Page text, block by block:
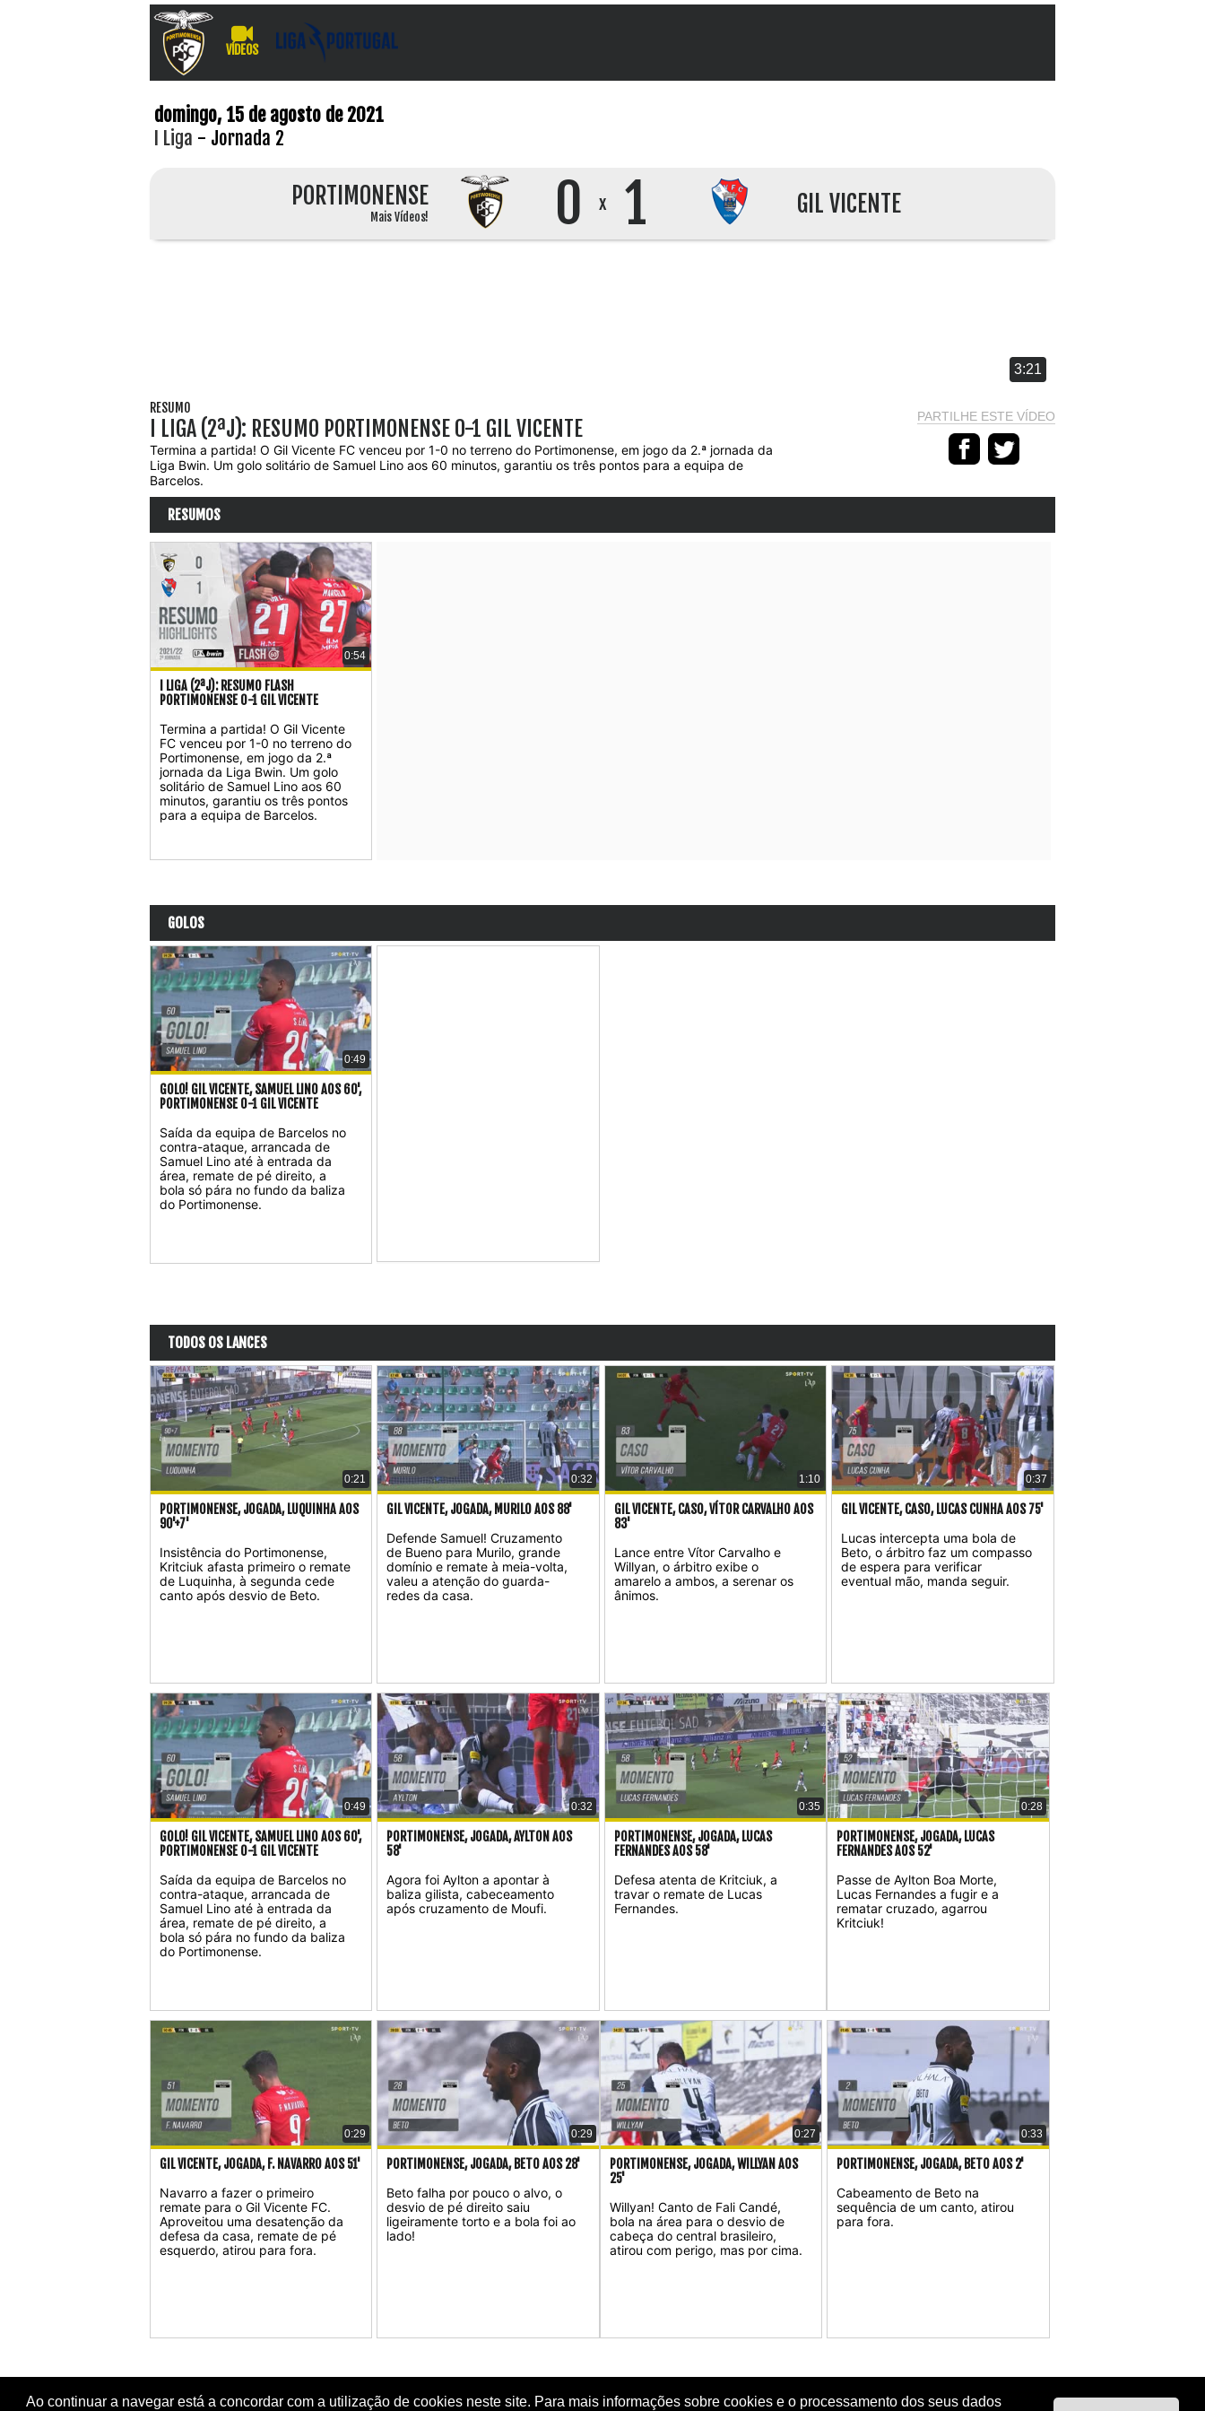
Ao continuar a navegar está a concordar com a utilização de cookies neste site. Para mais informações sobre cookies e o processamento dos seus dados
VÍDEOS
domingo, 15 de agosto de 2021
I Liga - Jornada 2
PORTIMONENSE
Mais Vídeos! 0 x 1 GIL VICENTE
3:21
RESUMO
I LIGA (2ªJ): RESUMO PORTIMONENSE 0-1 GIL VICENTE
Termina a partida! O Gil Vicente FC venceu por 1-0 no terreno do Portimonense, em jogo da 2.ª jornada da
Liga Bwin. Um golo solitário de Samuel Lino aos 60 minutos, garantiu os três pontos para a equipa de
Barcelos.
PARTILHE ESTE VÍDEO
RESUMOS
0:54
I LIGA (2ªJ): RESUMO FLASH
PORTIMONENSE 0-1 GIL VICENTE
Termina a partida! O Gil Vicente
FC venceu por 1-0 no terreno do
Portimonense, em jogo da 2.ª
jornada da Liga Bwin. Um golo
solitário de Samuel Lino aos 60
minutos, garantiu os três pontos
para a equipa de Barcelos.
GOLOS
0:49
GOLO! GIL VICENTE, SAMUEL LINO AOS 60',
PORTIMONENSE 0-1 GIL VICENTE
Saída da equipa de Barcelos no
contra-ataque, arrancada de
Samuel Lino até à entrada da
área, remate de pé direito, a
bola só pára no fundo da baliza
do Portimonense.
TODOS OS LANCES
0:21
PORTIMONENSE, JOGADA, LUQUINHA AOS
90'+7'
Insistência do Portimonense,
Kritciuk afasta primeiro o remate
de Luquinha, à segunda cede
canto após desvio de Beto.
0:32
GIL VICENTE, JOGADA, MURILO AOS 88'
Defende Samuel! Cruzamento
de Bueno para Murilo, grande
domínio e remate à meia-volta,
valeu a atenção do guarda-
redes da casa.
1:10
GIL VICENTE, CASO, VÍTOR CARVALHO AOS
83'
Lance entre Vítor Carvalho e
Willyan, o árbitro exibe o
amarelo a ambos, a serenar os
ânimos.
0:37
GIL VICENTE, CASO, LUCAS CUNHA AOS 75'
Lucas intercepta uma bola de
Beto, o árbitro faz um compasso
de espera para verificar
eventual mão, manda seguir.
0:49
GOLO! GIL VICENTE, SAMUEL LINO AOS 60',
PORTIMONENSE 0-1 GIL VICENTE
Saída da equipa de Barcelos no
contra-ataque, arrancada de
Samuel Lino até à entrada da
área, remate de pé direito, a
bola só pára no fundo da baliza
do Portimonense.
0:32
PORTIMONENSE, JOGADA, AYLTON AOS
58'
Agora foi Aylton a apontar à
baliza gilista, cabeceamento
após cruzamento de Moufi.
0:35
PORTIMONENSE, JOGADA, LUCAS
FERNANDES AOS 58'
Defesa atenta de Kritciuk, a
travar o remate de Lucas
Fernandes.
0:28
PORTIMONENSE, JOGADA, LUCAS
FERNANDES AOS 52'
Passe de Aylton Boa Morte,
Lucas Fernandes a fugir e a
rematar cruzado, agarrou
Kritciuk!
0:29
GIL VICENTE, JOGADA, F. NAVARRO AOS 51'
Navarro a fazer o primeiro
remate para o Gil Vicente FC.
Aproveitou uma desatenção da
defesa da casa, remate de pé
esquerdo, atirou para fora.
0:29
PORTIMONENSE, JOGADA, BETO AOS 28'
Beto falha por pouco o alvo, o
desvio de pé direito saiu
ligeiramente torto e a bola foi ao
lado!
0:27
PORTIMONENSE, JOGADA, WILLYAN AOS
25'
Willyan! Canto de Fali Candé,
bola na área para o desvio de
cabeça do central brasileiro,
atirou com perigo, mas por cima.
0:33
PORTIMONENSE, JOGADA, BETO AOS 2'
Cabeamento de Beto na
sequência de um canto, atirou
para fora.